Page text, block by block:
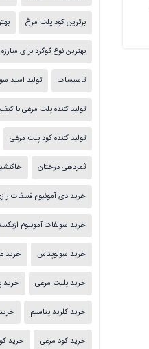
برترین کود پلت مرغ
بهترین نوع گوگرد برای
تاسیسات تولید اسید
تولید کننده پلت مرغی با
تولید کننده کود پلت مرغی
ثمردهی درختان
خرید دی آمونیوم فسفات
خرید سولفات آمونیوم
خرید سولوپتاس خرید
خرید پلیت مرغی خرید
خرید کلرید پتاسیم
خرید کود مرغی خرید